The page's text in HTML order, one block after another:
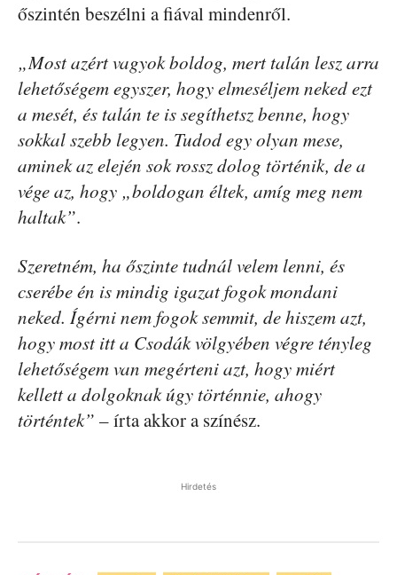
őszintén beszélni a fiával mindenről.
„Most azért vagyok boldog, mert talán lesz arra
lehetőségem egyszer, hogy elmeséljem neked ezt
a mesét, és talán te is segíthetsz benne, hogy
sokkal szebb legyen. Tudod egy olyan mese,
aminek az elején sok rossz dolog történik, de a
vége az, hogy „boldogan éltek, amíg meg nem
haltak”.
Szeretném, ha őszinte tudnál velem lenni, és
cserébe én is mindig igazat fogok mondani
neked. Ígérni nem fogok semmit, de hiszem azt,
hogy most itt a Csodák völgyében végre tényleg
lehetőségem van megérteni azt, hogy miért
kellett a dolgoknak úgy történnie, ahogy
történtek” – írta akkor a színész.
Hirdetés